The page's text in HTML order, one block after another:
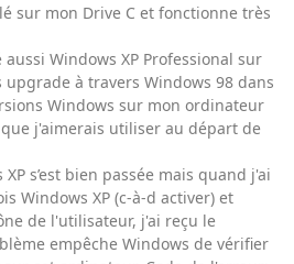
sur mon Drive C et fonctionne très
Windows XP Professional sur
upgrade à travers Windows 98 dans
Windows sur mon ordinateur
j'aimerais utiliser au départ de
s’est bien passée mais quand j'ai
Windows XP (c-à-d activer) et
de l'utilisateur, j'ai reçu le
empêche Windows de vérifier